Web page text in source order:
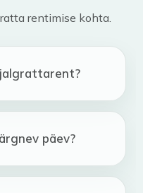
rentimise kohta.
jalgrattarent?
päev?